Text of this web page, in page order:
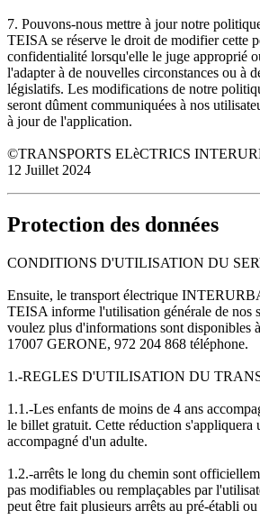
7. Pouvons-nous mettre à jour notre
TEISA se réserve le droit de modifier cette
confidentialité lorsqu'elle le juge approprié
l'adapter à de nouvelles circonstances ou à
législatifs. Les modifications de notre
seront dûment communiquées à nos
à jour de l'application.
©TRANSPORTS ELèCTRICS
12 Juillet 2024
Protection des données
CONDITIONS D'UTILISATION DU
Ensuite, le transport électrique
TEISA informe l'utilisation générale de nos
voulez plus d'informations sont disponibles
17007 GERONE, 972 204 868 téléphone.
1.-REGLES D'UTILISATION DU
1.1.-Les enfants de moins de 4 ans
le billet gratuit. Cette réduction s'appliquera
accompagné d'un adulte.
1.2.-arrêts le long du chemin sont
pas modifiables ou remplaçables par
peut être fait plusieurs arrêts au pré-établi